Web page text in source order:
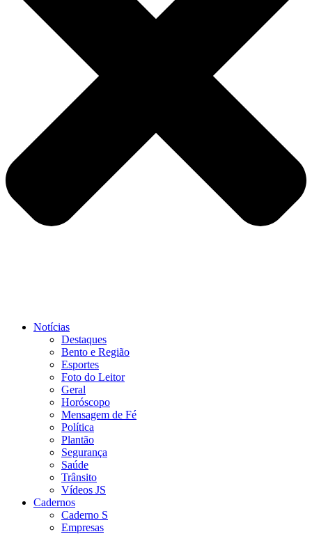
Notícias
Destaques
Bento e Região
Esportes
Foto do Leitor
Geral
Horóscopo
Mensagem de Fé
Política
Plantão
Segurança
Saúde
Trânsito
Vídeos JS
Cadernos
Caderno S
Empresas